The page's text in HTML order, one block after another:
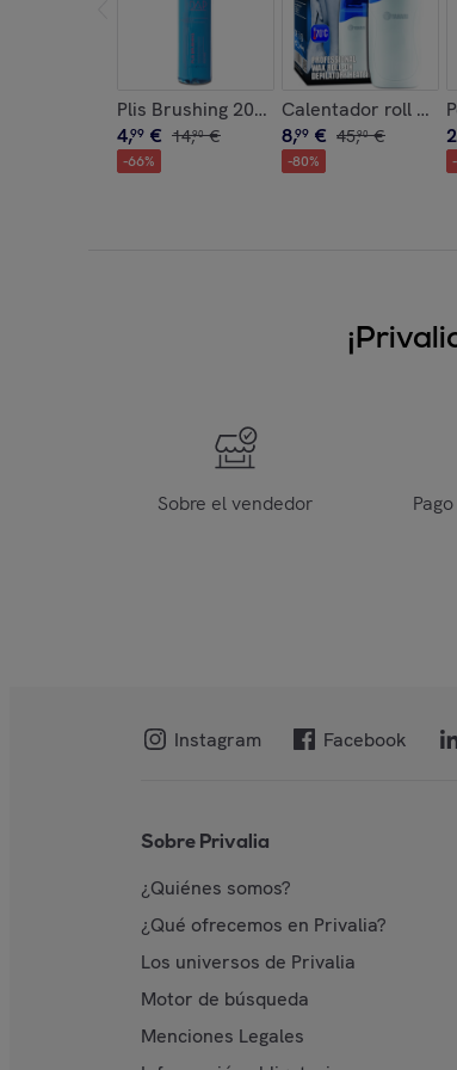
Plis Brushing 200 Ml.
4,99 € 14,90 €
-66%
Calentador roll on
8,99 € 45,90 €
-80%
2
-
Sobre el vendedor
Instagram Facebook
Sobre Privalia
¿Quiénes somos?
¿Qué ofrecemos en Privalia?
Los universos de Privalia
Motor de búsqueda
Menciones Legales